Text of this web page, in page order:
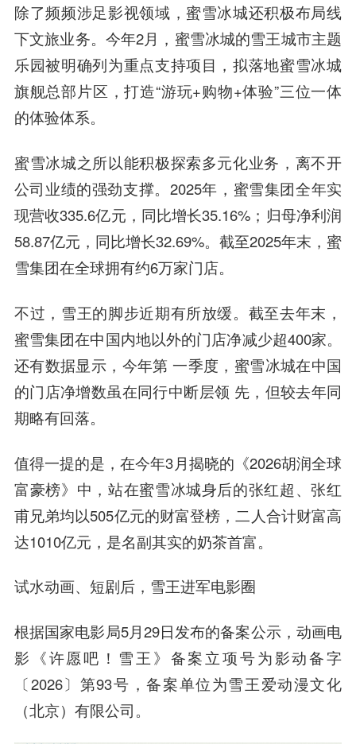
除了频频涉足影视领域，蜜雪冰城还积极布局线
下文旅业务。今年2月，蜜雪冰城的雪王城市主题
乐园被明确列为重点支持项目，拟落地蜜雪冰城
旗舰总部片区，打造“游玩+购物+体验”三位一体
的体验体系。
蜜雪冰城之所以能积极探索多元化业务，离不开
公司业绩的强劲支撑。2025年，蜜雪集团全年实
现营收335.6亿元，同比增长35.16%；归母净利润
58.87亿元，同比增长32.69%。截至2025年末，蜜
雪集团在全球拥有约6万家门店。
不过，雪王的脚步近期有所放缓。截至去年末，
蜜雪集团在中国内地以外的门店净减少超400家。
还有数据显示，今年第 一季度，蜜雪冰城在中国
的门店净增数虽在同行中断层领 先，但较去年同
期略有回落。
值得一提的是，在今年3月揭晓的《2026胡润全球
富豪榜》中，站在蜜雪冰城身后的张红超、张红
甫兄弟均以505亿元的财富登榜，二人合计财富高
达1010亿元，是名副其实的奶茶首富。
试水动画、短剧后，雪王进军电影圈
根据国家电影局5月29日发布的备案公示，动画电
影《许愿吧！雪王》备案立项号为影动备字
〔2026〕第93号，备案单位为雪王爱动漫文化
（北京）有限公司。